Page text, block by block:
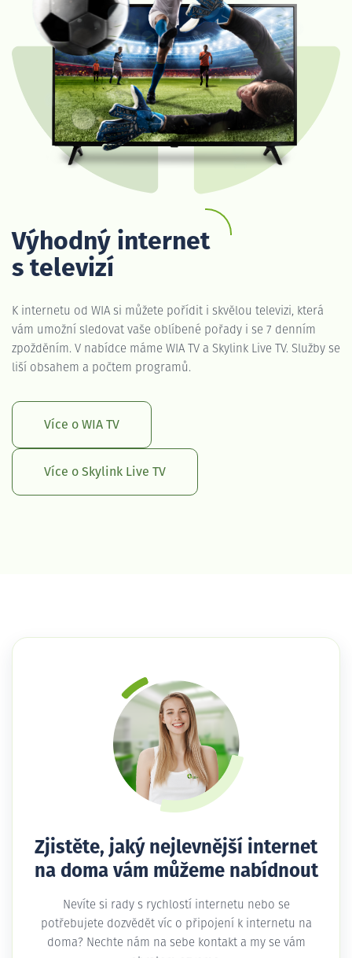
Výhodný internet
s televizí
K internetu od WIA si můžete pořídit i skvělou televizi, která
vám umožní sledovat vaše oblíbené pořady i se 7 denním
zpožděním. V nabídce máme WIA TV a Skylink Live TV. Služby se
liší obsahem a počtem programů.
Více o WIA TV
Více o Skylink Live TV
Zjistěte, jaký nejlevnější internet
na doma vám můžeme nabídnout
Nevíte si rady s rychlostí internetu nebo se
potřebujete dozvědět víc o připojení k internetu na
doma? Nechte nám na sebe kontakt a my se vám